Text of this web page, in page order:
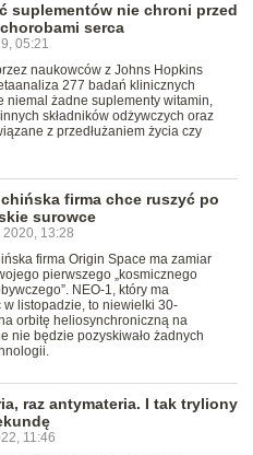
suplementów nie chroni przed
serca
05:21
naukowców z Johns Hopkins
277 badań klinicznych
niemal żadne suplementy witamin,
składników odżywczych oraz
z przedłużaniem życia czy
firma chce ruszyć po
surowce
13:28
firma Origin Space ma zamiar
pierwszego „kosmicznego
NEO-1, który ma
w listopadzie, to niewielki 30-
orbitę heliosynchroniczną na
nie będzie pozyskiwało żadnych
raz antymateria. I tak tryliony
11:46